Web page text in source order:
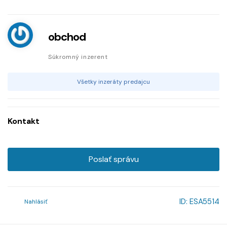
obchod
Súkromný inzerent
Všetky inzeráty predajcu
Kontakt
Poslať správu
Nahlásiť ID: ESA5514